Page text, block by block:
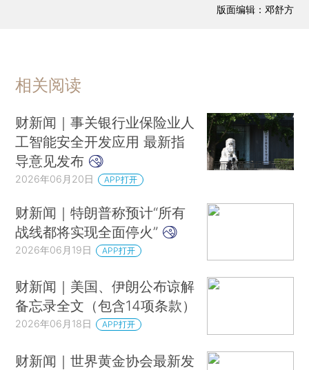
演员张颂文，见义勇为获表彰
特朗普回应在G7峰会上公开宣称“我是老大”：玩笑而已，没想当老大
特朗普称意大利总理梅洛尼“求合影”，梅洛尼回应“纯属捏造”，西班牙首相、比利时国防大臣发声
特朗普：若与伊朗不能达成协议 美或收取海峡通行费
伊朗军方宣布关闭霍尔木兹海峡
黎真主党称以色列应对违反停火负“全部责任”
黎巴嫩军方：以方持续袭击阻挠恢复黎稳定的努力
曾执导《老友记》《生活大爆炸》，导演詹姆斯·伯罗斯去世
版面编辑：邓舒方
相关阅读
财新闻｜事关银行业保险业人
工智能安全开发应用 最新指
导意见发布
2026年06月20日 APP打开
财新闻｜特朗普称预计“所有
战线都将实现全面停火”
2026年06月19日 APP打开
财新闻｜美国、伊朗公布谅解
备忘录全文（包含14项条款）
2026年06月18日 APP打开
财新闻｜世界黄金协会最新发